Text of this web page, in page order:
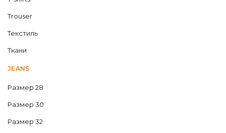
Trouser
Текстиль
Ткани
JEANS
Размер 28
Размер 30
Размер 32